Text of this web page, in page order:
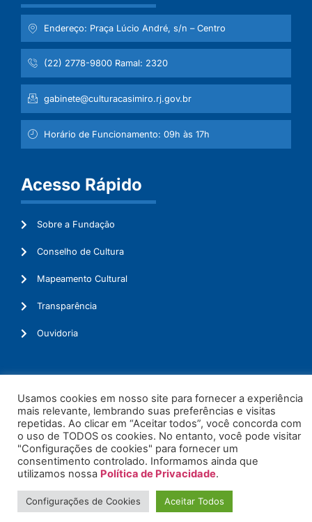
Endereço: Praça Lúcio André, s/n – Centro
(22) 2778-9800 Ramal: 2320
gabinete@culturacasimiro.rj.gov.br
Horário de Funcionamento: 09h às 17h
Acesso Rápido
Sobre a Fundação
Conselho de Cultura
Mapeamento Cultural
Transparência
Ouvidoria
© 2026. Todos os Direitos Reservados.
Usamos cookies em nosso site para fornecer a experiência
mais relevante, lembrando suas preferências e visitas
repetidas. Ao clicar em “Aceitar todos”, você concorda com
o uso de TODOS os cookies. No entanto, você pode visitar
"Configurações de cookies" para fornecer um
consentimento controlado. Informamos ainda que
utilizamos nossa Política de Privacidade.
Configurações de Cookies Aceitar Todos